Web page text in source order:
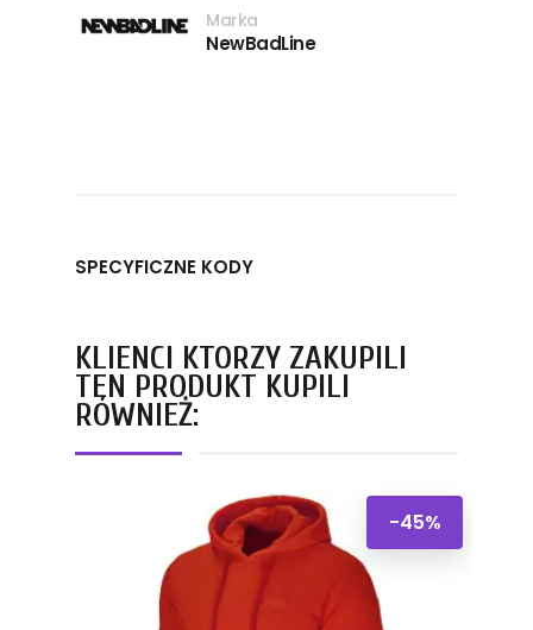
Marka
NewBadLine
SPECYFICZNE KODY
KLIENCI KTÓRZY ZAKUPILI
TEN PRODUKT KUPILI
RÓWNIEŻ:
-45%